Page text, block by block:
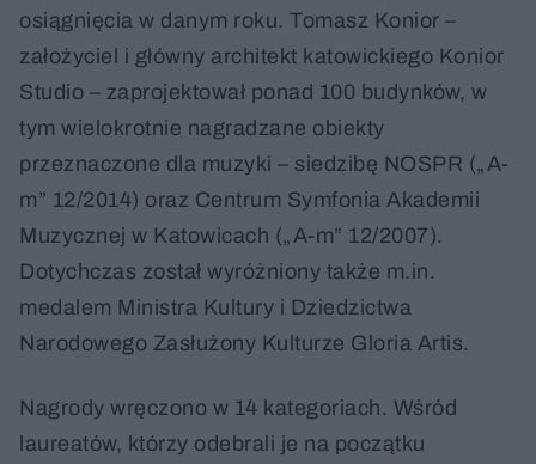
osiągnięcia w danym roku. Tomasz Konior –
założyciel i główny architekt katowickiego Konior
Studio – zaprojektował ponad 100 budynków, w
tym wielokrotnie nagradzane obiekty
przeznaczone dla muzyki – siedzibę NOSPR („A-
m” 12/2014) oraz Centrum Symfonia Akademii
Muzycznej w Katowicach („A-m” 12/2007).
Dotychczas został wyróżniony także m.in.
medalem Ministra Kultury i Dziedzictwa
Narodowego Zasłużony Kulturze Gloria Artis.
Nagrody wręczono w 14 kategoriach. Wśród
laureatów, którzy odebrali je na początku